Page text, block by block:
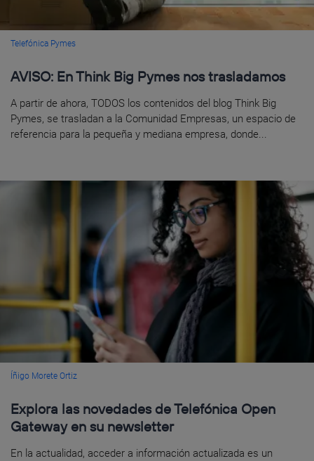
Telefónica Pymes
AVISO: En Think Big Pymes nos trasladamos
A partir de ahora, TODOS los contenidos del blog Think Big
Pymes, se trasladan a la Comunidad Empresas, un espacio de
referencia para la pequeña y mediana empresa, donde...
Íñigo Morete Ortiz
Explora las novedades de Telefónica Open
Gateway en su newsletter
En la actualidad, acceder a información actualizada es un